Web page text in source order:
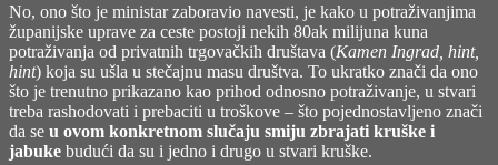
No, ono što je ministar zaboravio navesti, je kako u potraživanjima
županijske uprave za ceste postoji nekih 80ak milijuna kuna
potraživanja od privatnih trgovačkih društava (Kamen Ingrad, hint,
hint) koja su ušla u stečajnu masu društva. To ukratko znači da ono
što je trenutno prikazano kao prihod odnosno potraživanje, u stvari
treba rashodovati i prebaciti u troškove – što pojednostavljeno znači
da se u ovom konkretnom slučaju smiju zbrajati kruške i
jabuke budući da su i jedno i drugo u stvari kruške.